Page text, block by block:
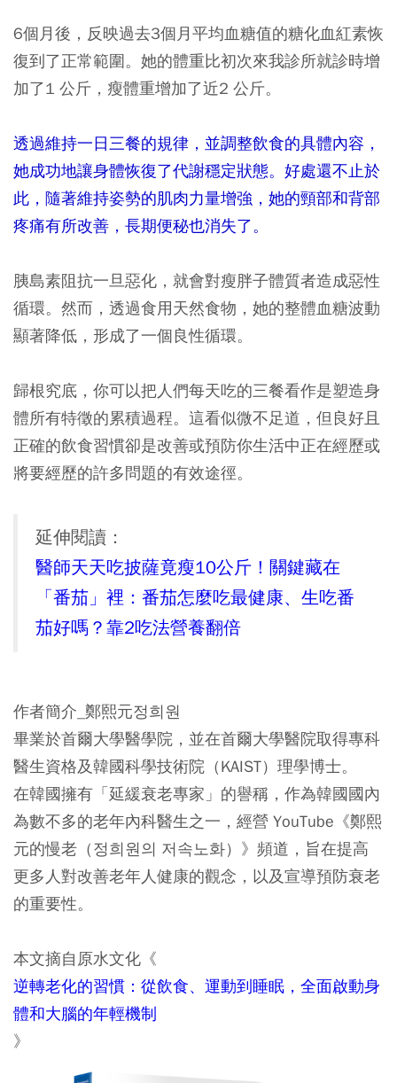
6個月後，反映過去3個月平均血糖值的糖化血紅素恢
復到了正常範圍。她的體重比初次來我診所就診時增
加了1 公斤，瘦體重增加了近2 公斤。
透過維持一日三餐的規律，並調整飲食的具體內容，
她成功地讓身體恢復了代謝穩定狀態。好處還不止於
此，隨著維持姿勢的肌肉力量增強，她的頸部和背部
疼痛有所改善，長期便秘也消失了。
胰島素阻抗一旦惡化，就會對瘦胖子體質者造成惡性
循環。然而，透過食用天然食物，她的整體血糖波動
顯著降低，形成了一個良性循環。
歸根究底，你可以把人們每天吃的三餐看作是塑造身
體所有特徵的累積過程。這看似微不足道，但良好且
正確的飲食習慣卻是改善或預防你生活中正在經歷或
將要經歷的許多問題的有效途徑。
延伸閱讀：
醫師天天吃披薩竟瘦10公斤！關鍵藏在
「番茄」裡：番茄怎麼吃最健康、生吃番
茄好嗎？靠2吃法營養翻倍
作者簡介_鄭熙元정희원
畢業於首爾大學醫學院，並在首爾大學醫院取得專科
醫生資格及韓國科學技術院（KAIST）理學博士。
在韓國擁有「延緩衰老專家」的譽稱，作為韓國國內
為數不多的老年內科醫生之一，經營 YouTube《鄭熙
元的慢老（정희원의 저속노화）》頻道，旨在提高
更多人對改善老年人健康的觀念，以及宣導預防衰老
的重要性。
本文摘自原水文化《
逆轉老化的習慣：從飲食、運動到睡眠，全面啟動身
體和大腦的年輕機制
》